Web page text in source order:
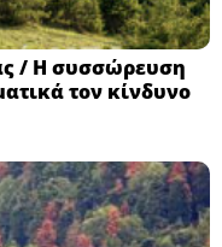
/ Η συσσώρευση
τον κίνδυνο